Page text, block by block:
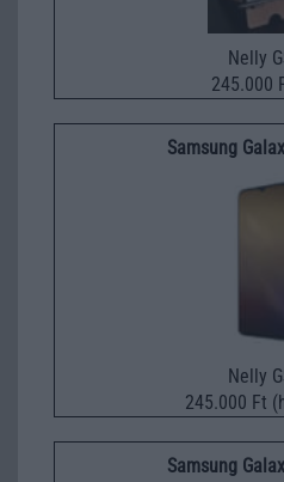
Nelly
245.000
Samsung
Nelly
245.000 Ft
Samsung